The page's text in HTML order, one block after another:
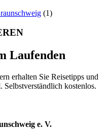
(1)
Laufenden
erhalten Sie Reisetipps und
kostenlos.
e. V.